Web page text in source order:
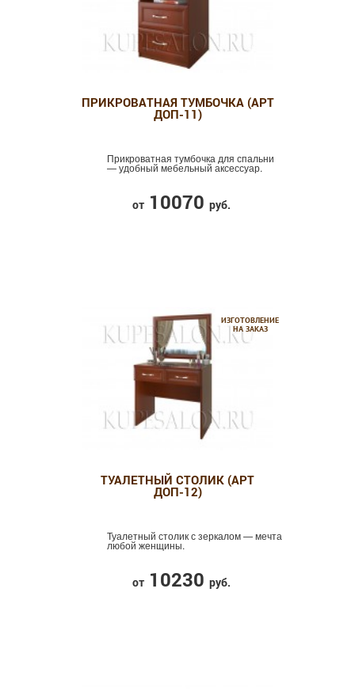
ПРИКРОВАТНАЯ ТУМБОЧКА (АРТ
ДОП-11)
Прикроватная тумбочка для спальни
— удобный мебельный аксессуар.
от 10070 руб.
ИЗГОТОВЛЕНИЕ
НА ЗАКАЗ
ТУАЛЕТНЫЙ СТОЛИК (АРТ
ДОП-12)
Туалетный столик с зеркалом — мечта
любой женщины.
от 10230 руб.